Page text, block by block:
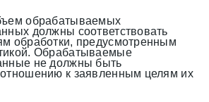
обрабатываемых
должны соответствовать
обработки, предусмотренным
Обрабатываемые
не должны быть
к заявленным целям их